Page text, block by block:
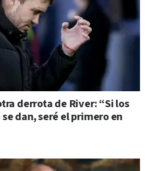
derrota de River: “Si los
dan, seré el primero en